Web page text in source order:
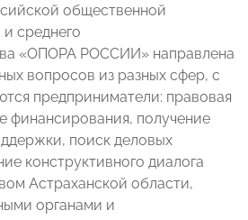
общественной
среднего
«ОПОРА РОССИИ» направлена
вопросов из разных сфер, с
предприниматели: правовая
финансирования, получение
поиск деловых
конструктивного диалога
Астраханской области,
органами и